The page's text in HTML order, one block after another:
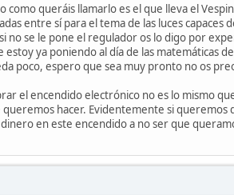
queráis llamarlo es el que lleva el
entre sí para el tema de las luces
no se le pone el regulador os lo digo por
estoy ya poniendo al día de las
poco, espero que sea muy pronto no os
el encendido electrónico no es lo mismo
hacer. Evidentemente si
en este encendido a no ser que